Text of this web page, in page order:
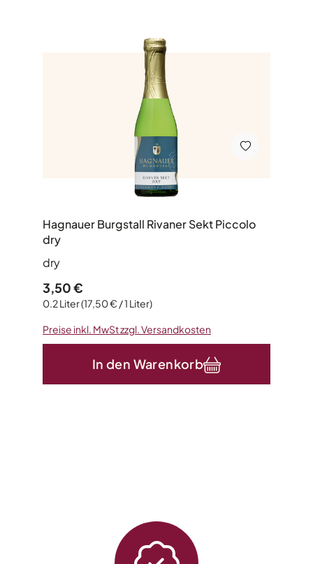
Hagnauer Burgstall Rivaner Sekt Piccolo
dry
dry
0.2 Liter(17,50 € / 1 Liter)
Regulärer Preis:
3,50 €
Preise inkl. MwSt zzgl. Versandkosten
In den Warenkorb